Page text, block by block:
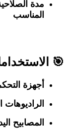
المناسب
🎯
أجهزة
الراديوهات
المصابيح